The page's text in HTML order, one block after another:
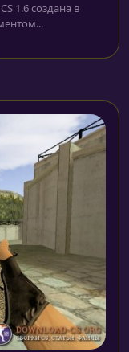
1.6 создана в